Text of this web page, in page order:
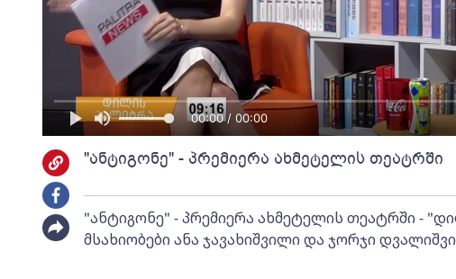
00:00 / 00:00
"ანტიგონე" - პრემიერა ახმეტელის თეატრში
"ანტიგონე" - პრემიერა ახმეტელის თეატრში -
მსახიობები ანა ჯავახიშვილი და ჯორჯი